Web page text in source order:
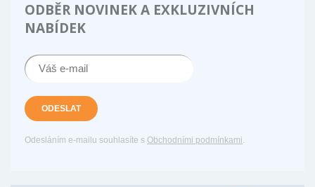
ODBĚR NOVINEK A EXKLUZIVNÍCH
NABÍDEK
ODESLAT
Odesláním e-mailu souhlasíte s Obchodními podmínkami